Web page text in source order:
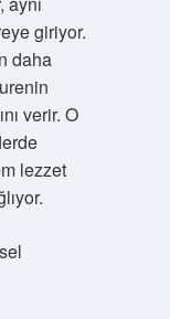
giriyor.
daha
verir. O
lezzet